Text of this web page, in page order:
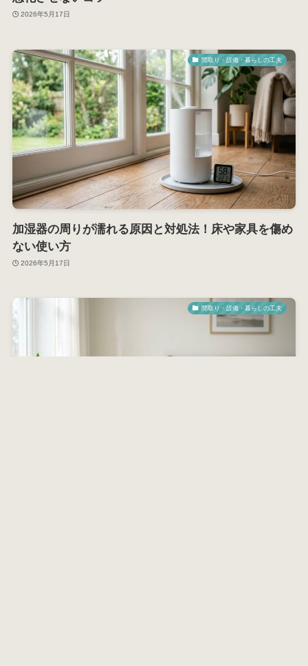
2026年5月17日
間取り・設備・暮らしの工夫
加湿器の周りが濡れる原因と対処法！床や家具を傷め
ない使い方
2026年5月17日
間取り・設備・暮らしの工夫